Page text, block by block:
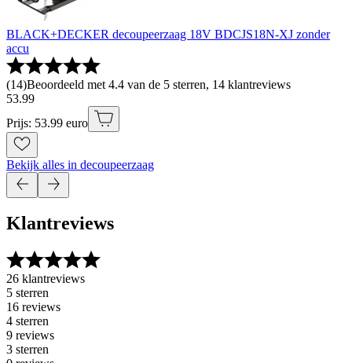
BLACK+DECKER decoupeerzaag 18V BDCJS18N-XJ zonder
accu
(14)Beoordeeld met 4.4 van de 5 sterren, 14 klantreviews
53.99
Prijs: 53.99 euro
Bekijk alles in decoupeerzaag
Klantreviews
26 klantreviews
5 sterren
16 reviews
4 sterren
9 reviews
3 sterren